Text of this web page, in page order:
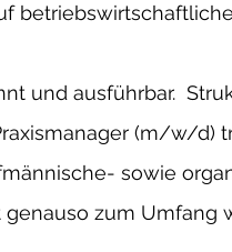
und ausführbar.
(m/w/d)
sowie
zum Umfang